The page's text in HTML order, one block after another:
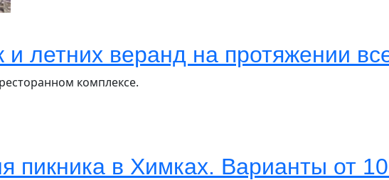
летних веранд на протяжении
комплексе.
пикника в Химках. Варианты от